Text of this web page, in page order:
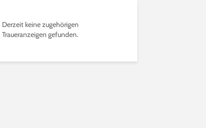
Derzeit keine zugehörigen
Traueranzeigen gefunden.